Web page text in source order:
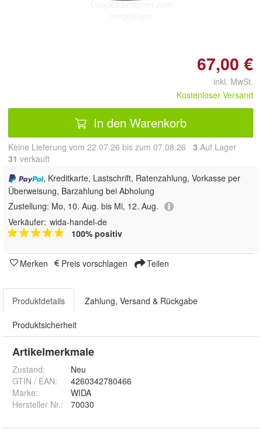
Doppelt antippen zum
67,00 €
inkl. MwSt.
Kostenloser Versand
In den Warenkorb
Keine Lieferung vom 22.07.26 bis zum 07.08.26 3 Auf Lager
31 verkauft
, Kreditkarte, Lastschrift, Ratenzahlung, Vorkasse per
Überweisung, Barzahlung bei Abholung
Zustellung: Mo, 10. Aug. bis Mi, 12. Aug.
Verkäufer: wida-handel-de
100% positiv
Merken Preis vorschlagen Teilen
Produktdetails Zahlung, Versand & Rückgabe
Produktsicherheit
Artikelmerkmale
Zustand:
Neu
GTIN / EAN:
4260342780466
Marke:
WIDA
Hersteller Nr.:
70030